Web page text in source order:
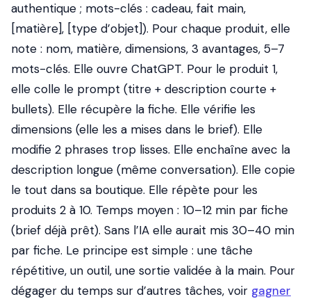
authentique ; mots-clés : cadeau, fait main,
[matière], [type d’objet]). Pour chaque produit, elle
note : nom, matière, dimensions, 3 avantages, 5–7
mots-clés. Elle ouvre ChatGPT. Pour le produit 1,
elle colle le prompt (titre + description courte +
bullets). Elle récupère la fiche. Elle vérifie les
dimensions (elle les a mises dans le brief). Elle
modifie 2 phrases trop lisses. Elle enchaîne avec la
description longue (même conversation). Elle copie
le tout dans sa boutique. Elle répète pour les
produits 2 à 10. Temps moyen : 10–12 min par fiche
(brief déjà prêt). Sans l’IA elle aurait mis 30–40 min
par fiche. Le principe est simple : une tâche
répétitive, un outil, une sortie validée à la main. Pour
dégager du temps sur d’autres tâches, voir gagner